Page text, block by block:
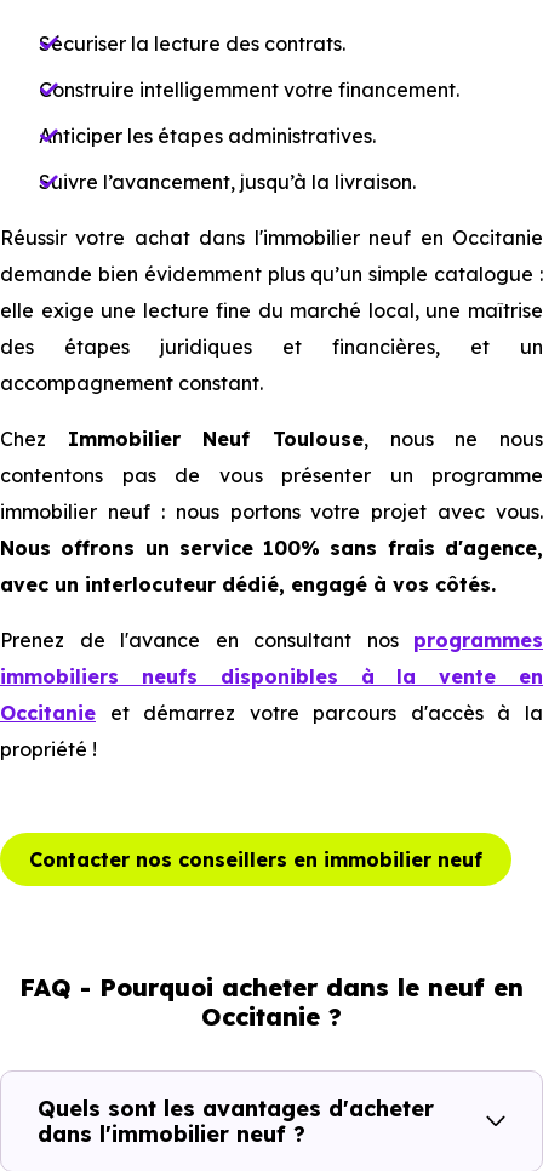
Sécuriser la lecture des contrats.
Construire intelligemment votre financement.
Anticiper les étapes administratives.
Suivre l’avancement, jusqu’à la livraison.
Réussir votre achat dans l'immobilier neuf en Occitanie
demande bien évidemment plus qu’un simple catalogue :
elle exige une lecture fine du marché local, une maîtrise
des étapes juridiques et financières, et un
accompagnement constant.
Chez Immobilier Neuf Toulouse, nous ne nous
contentons pas de vous présenter un programme
immobilier neuf : nous portons votre projet avec vous.
Nous offrons un service 100% sans frais d'agence,
avec un interlocuteur dédié, engagé à vos côtés.
Prenez de l'avance en consultant nos programmes
immobiliers neufs disponibles à la vente en
Occitanie et démarrez votre parcours d'accès à la
propriété !
Contacter nos conseillers en immobilier neuf
FAQ - Pourquoi acheter dans le neuf en
Occitanie ?
Quels sont les avantages d'acheter
dans l'immobilier neuf ?